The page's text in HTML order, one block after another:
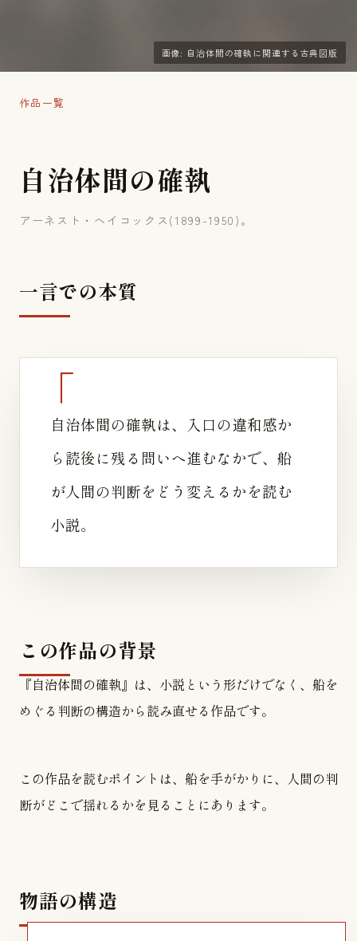
画像: 自治体間の確執に関連する古典図版
作品一覧
自治体間の確執
アーネスト・ヘイコックス(1899-1950)。
一言での本質
自治体間の確執は、入口の違和感か
ら読後に残る問いへ進むなかで、船
が人間の判断をどう変えるかを読む
小説。
この作品の背景
『自治体間の確執』は、小説という形だけでなく、船を
めぐる判断の構造から読み直せる作品です。
この作品を読むポイントは、船を手がかりに、人間の判
断がどこで揺れるかを見ることにあります。
物語の構造